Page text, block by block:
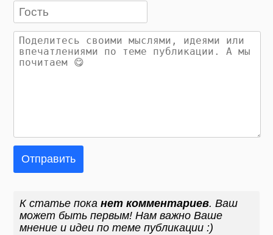
Отправить
К статье поканет комментариев. Ваш
может быть первым! Нам важно Ваше
мнение и идеи по теме публикации :)